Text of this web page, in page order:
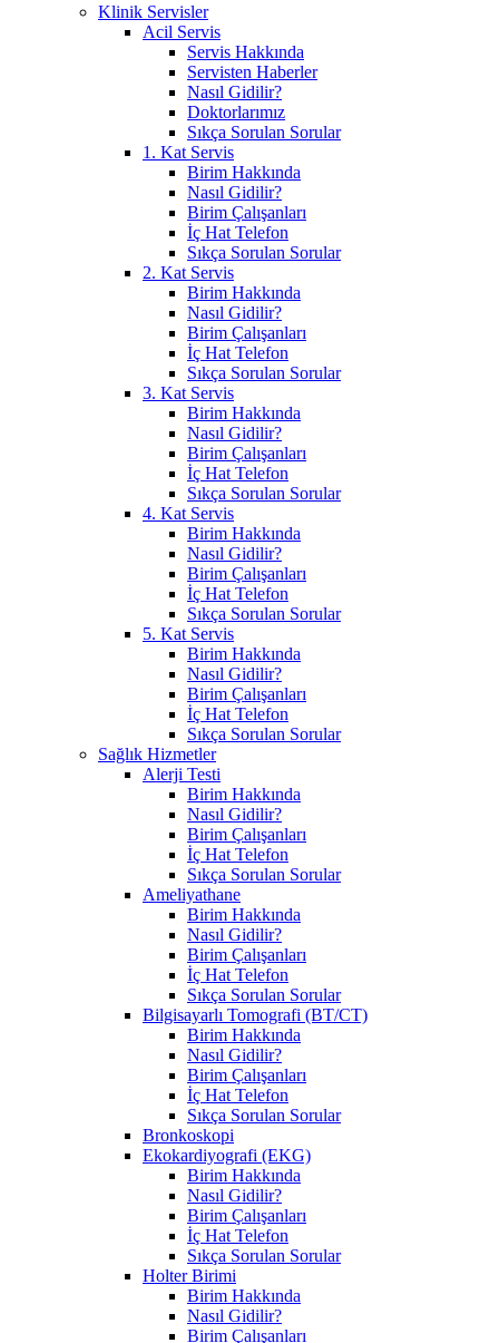
Klinik Servisler
Acil Servis
Servis Hakkında
Servisten Haberler
Nasıl Gidilir?
Doktorlarımız
Sıkça Sorulan Sorular
1. Kat Servis
Birim Hakkında
Nasıl Gidilir?
Birim Çalışanları
İç Hat Telefon
Sıkça Sorulan Sorular
2. Kat Servis
Birim Hakkında
Nasıl Gidilir?
Birim Çalışanları
İç Hat Telefon
Sıkça Sorulan Sorular
3. Kat Servis
Birim Hakkında
Nasıl Gidilir?
Birim Çalışanları
İç Hat Telefon
Sıkça Sorulan Sorular
4. Kat Servis
Birim Hakkında
Nasıl Gidilir?
Birim Çalışanları
İç Hat Telefon
Sıkça Sorulan Sorular
5. Kat Servis
Birim Hakkında
Nasıl Gidilir?
Birim Çalışanları
İç Hat Telefon
Sıkça Sorulan Sorular
Sağlık Hizmetler
Alerji Testi
Birim Hakkında
Nasıl Gidilir?
Birim Çalışanları
İç Hat Telefon
Sıkça Sorulan Sorular
Ameliyathane
Birim Hakkında
Nasıl Gidilir?
Birim Çalışanları
İç Hat Telefon
Sıkça Sorulan Sorular
Bilgisayarlı Tomografi (BT/CT)
Birim Hakkında
Nasıl Gidilir?
Birim Çalışanları
İç Hat Telefon
Sıkça Sorulan Sorular
Bronkoskopi
Ekokardiyografi (EKG)
Birim Hakkında
Nasıl Gidilir?
Birim Çalışanları
İç Hat Telefon
Sıkça Sorulan Sorular
Holter Birimi
Birim Hakkında
Nasıl Gidilir?
Birim Çalışanları